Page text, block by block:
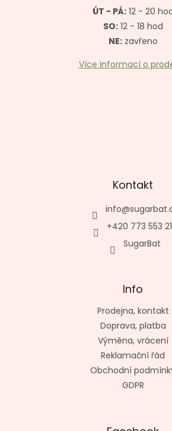
ÚT - PÁ:12 - 20
SO:12 - 18 hod
NE:zavřeno
Více informací o
Kontakt
info@
+420 773 553
SugarBat
Info
Prodejna, kontakt
Doprava, platba
Výměna, vrácení
Reklamační řád
Obchodní
GDPR